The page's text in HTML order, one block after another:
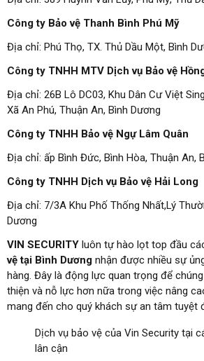
Công ty Bảo vệ Thanh Bình Phú Mỹ
Địa chỉ: Phú Thọ, TX. Thủ Dầu Một, Bình
Công ty TNHH MTV Dịch vụ Bảo vệ
Địa chỉ: 26B Lô DC03, Khu Dân Cư Việt
Xã An Phú, Thuận An, Bình Dương
Công ty TNHH Bảo vệ Ngự Lâm Quân
Địa chỉ: ấp Bình Đức, Bình Hòa, Thuận An,
Công ty TNHH Dịch vụ Bảo vệ Hải Long
Địa chỉ: 7/3A Khu Phố Thống Nhất,Lý
Dương
VIN SECURITY luôn tự hào lọt top đầu
vệ tại Bình Dương nhận được nhiều sự
hàng. Đây là động lực quan trọng để
thiện và nỗ lực hơn nữa trong việc nâng
mang đến cho quý khách sự an tâm tuyệt
Dịch vụ bảo vệ của Vin Security tại
lân cận